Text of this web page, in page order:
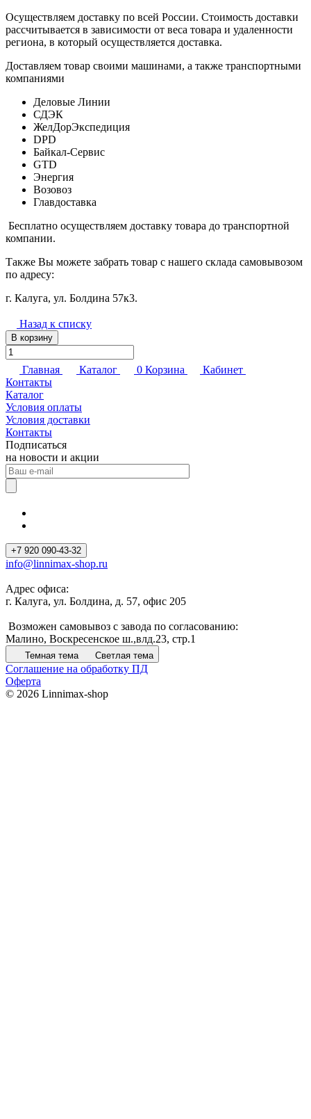
Осуществляем доставку по всей России. Стоимость доставки
рассчитывается в зависимости от веса товара и удаленности
региона, в который осуществляется доставка.
Доставляем товар своими машинами, а также транспортными
компаниями
Деловые Линии
СДЭК
ЖелДорЭкспедиция
DPD
Байкал-Сервис
GTD
Энергия
Возовоз
Главдоставка
Бесплатно осуществляем доставку товара до транспортной
компании.
Также Вы можете забрать товар с нашего склада самовывозом
по адресу:
г. Калуга, ул. Болдина 57к3.
Назад к списку
В корзину
Главная Каталог 0 Корзина
Кабинет
Контакты
Каталог
Условия оплаты
Условия доставки
Контакты
Подписаться
на новости и акции
+7 920 090-43-32
info@linnimax-shop.ru
Адрес офиса:
г. Калуга, ул. Болдина, д. 57, офис 205
Возможен самовывоз с завода по согласованию:
Малино, Воскресенское ш.,влд.23, стр.1
Темная тема Светлая тема
Соглашение на обработку ПД
Оферта
© 2026 Linnimax-shop